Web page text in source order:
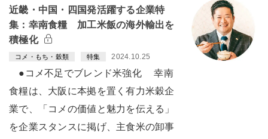
近畿・中国・四国発活躍する企業特
集：幸南食糧 加工米飯の海外輸出を
積極化
コメ・もち・穀類 特集 2024.10.25
●コメ不足でブレンド米強化 幸南
食糧は、大阪に本拠を置く有力米穀企
業で、「コメの価値と魅力を伝える」
を企業スタンスに掲げ、主食米の卸事